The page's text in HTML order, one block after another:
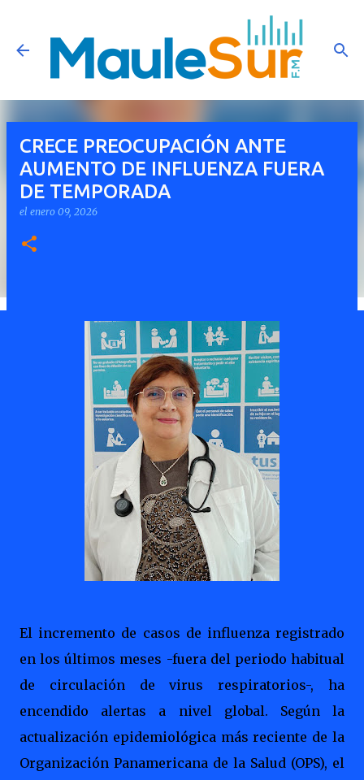
Ir al contenido principal
CRECE PREOCUPACIÓN ANTE
AUMENTO DE INFLUENZA FUERA
DE TEMPORADA
el enero 09, 2026
El incremento de casos de influenza registrado
en los últimos meses -fuera del periodo habitual
de circulación de virus respiratorios-, ha
encendido alertas a nivel global. Según la
actualización epidemiológica más reciente de la
Organización Panamericana de la Salud (OPS), el